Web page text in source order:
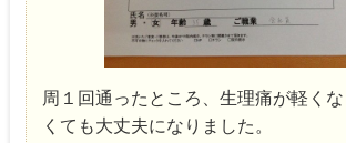
周１回通ったところ、生理痛が軽く
くても大丈夫になりました。